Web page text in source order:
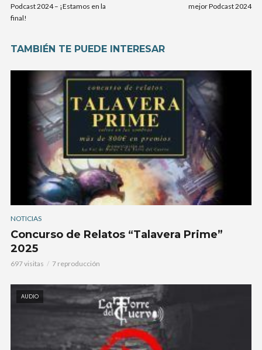
Podcast 2024 – ¡Estamos en la
final!
mejor Podcast 2024
TAMBIÉN TE PUEDE INTERESAR
NOTICIAS
Concurso de Relatos “Talavera Prime”
2025
697 visitas 7 reproducción
AUDIO